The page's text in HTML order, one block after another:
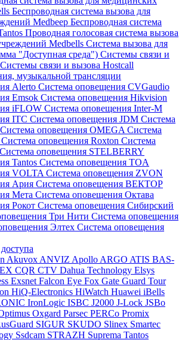
Беспроводная система вызова для
Medbeep Беспроводная система
Проводная голосовая система вызова
Medbells Система вызова для
"Доступная среда") Системы связи и
Системы связи и вызова Hostcall
музыкальной трансляции
Alerto Система оповещения CVGaudio
Emsok Система оповещения Hikvision
iFLOW Система оповещения Inter-M
ITC Система оповещения JDM Система
Система оповещения OMEGA Система
Система оповещения Roxton Система
Система оповещения STELBERRY
Tantos Система оповещения TOA
VOLTA Система оповещения ZVON
Ария Система оповещения ВЕКТОР
Мета Система оповещения Октава
Рокот Система оповещения Сибирский
Три Нити Система оповещения
Элтех Система оповещения
Akuvox ANVIZ Apollo ARGO ATIS BAS-
CQR CTV Dahua Technology Elsys
Exsnet Falcon Eye Fox Gate Guard Tour
HiQ-Electronics HiWatch Huawei iBells
IronLogic ISBC J2000 J-Lock JSBo
Oxgard Parsec PERCo Promix
SIGUR SKUDO Slinex Smartec
Ssdcam STRAZH Suprema Tantos